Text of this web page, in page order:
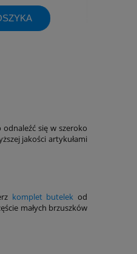
się w szeroko
jakości artykułami
komplet butelek od
małych brzuszków